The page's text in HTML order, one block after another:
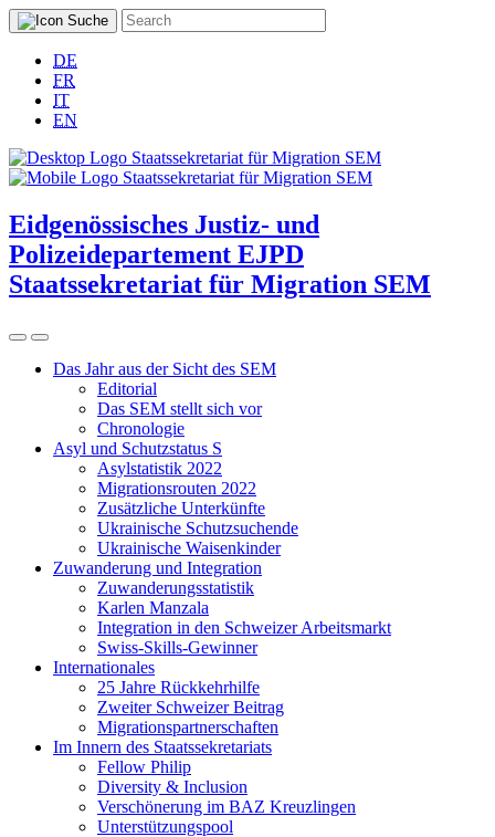
DE
FR
IT
EN
Eidgenössisches Justiz- und
Polizeidepartement EJPD
Staatssekretariat für Migration SEM
Das Jahr aus der Sicht des SEM
Editorial
Das SEM stellt sich vor
Chronologie
Asyl und Schutzstatus S
Asylstatistik 2022
Migrationsrouten 2022
Zusätzliche Unterkünfte
Ukrainische Schutzsuchende
Ukrainische Waisenkinder
Zuwanderung und Integration
Zuwanderungsstatistik
Karlen Manzala
Integration in den Schweizer Arbeitsmarkt
Swiss-Skills-Gewinner
Internationales
25 Jahre Rückkehrhilfe
Zweiter Schweizer Beitrag
Migrationspartnerschaften
Im Innern des Staatssekretariats
Fellow Philip
Diversity & Inclusion
Verschönerung im BAZ Kreuzlingen
Unterstützungspool